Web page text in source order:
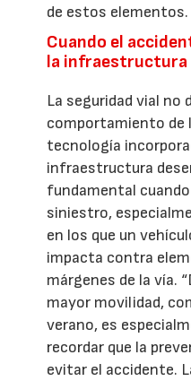
de estos elementos.
Cuando el
la infraestructura
La seguridad vial no
comportamiento de
tecnología
infraestructura
fundamental
siniestro,
en los que un
impacta contra
márgenes de la vía.
mayor movilidad,
verano, es
recordar que la
evitar el accidente.